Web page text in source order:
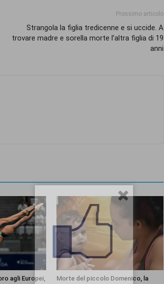
Prossimo articolo
Strangola la figlia tredicenne e si uccide. A
trovare madre e sorella morte l’altra figlia di 19
anni
agli Europei,
Morte del piccolo Domenico, la